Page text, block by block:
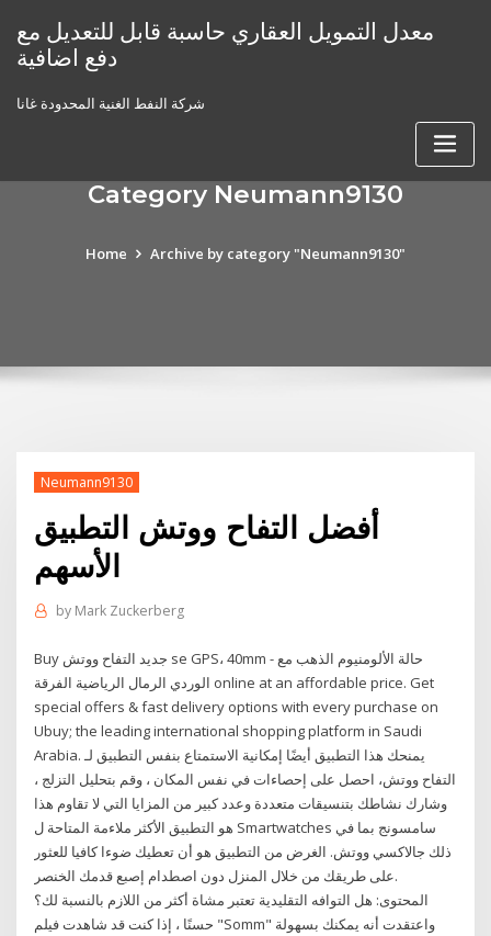
content
معدل التمويل العقاري حاسبة قابل للتعديل مع
دفع اضافية
شركة النفط الغنية المحدودة غانا
Category Neumann9130
Home Archive by category "Neumann9130"
Neumann9130
أفضل التفاح ووتش التطبيق
الأسهم
by Mark Zuckerberg
Buy جديد التفاح ووتش se GPS، 40mm - حالة الألومنيوم الذهب مع
الوردي الرمال الرياضية الفرقة online at an affordable price. Get
special offers & fast delivery options with every purchase on
Ubuy; the leading international shopping platform in Saudi
Arabia. يمنحك هذا التطبيق أيضًا إمكانية الاستمتاع بنفس التطبيق لـ
التفاح ووتش، احصل على إحصاءات في نفس المكان ، وقم بتحليل التزلج ،
وشارك نشاطك بتنسيقات متعددة وعدد كبير من المزايا التي لا تقاوم هذا
هو التطبيق الأكثر ملاءمة المتاحة ل Smartwatches سامسونج بما في
ذلك جالاكسي ووتش. الغرض من التطبيق هو أن تعطيك ضوءا كافيا للعثور
على طريقك من خلال المنزل دون اصطدام إصبع قدمك الخنصر.
المحتوى: هل التوافه التقليدية تعتبر مشاة أكثر من اللازم بالنسبة لك؟
حسنًا ، إذا كنت قد شاهدت فيلم "Somm" واعتقدت أنه يمكنك بسهولة